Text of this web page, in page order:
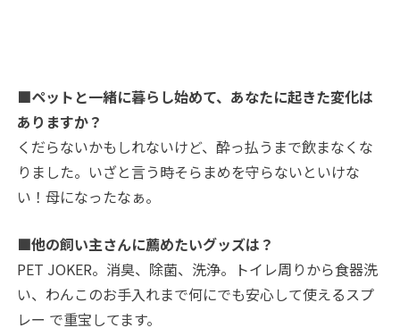
■ペットと一緒に暮らし始めて、あなたに起きた変化は
ありますか？
くだらないかもしれないけど、酔っ払うまで飲まなくな
りました。いざと言う時そらまめを守らないといけな
い！母になったなぁ。
■他の飼い主さんに薦めたいグッズは？
PET JOKER。消臭、除菌、洗浄。トイレ周りから食器洗
い、わんこのお手入れまで何にでも安心して使えるスプ
レー で重宝してます。